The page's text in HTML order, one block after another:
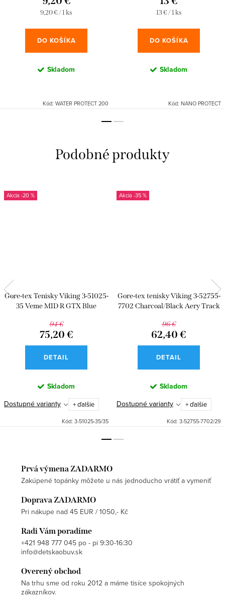
Jednotková
9,20 € / 1 ks
DO KOŠÍKA
Skladom
Kód: WATER PROTECT 200
Jednotková
13 € / 1 ks
DO KOŠÍKA
Skladom
Kód: NANO PROTECT
-20 %
Gore-tex Tenisky Viking 3-51025-
35 Veme MID R GTX Blue
94 €
75,20 €
DETAIL
Skladom
Dostupné varianty + ďalšie
Kód: 3-51025-35/35
-35 %
Gore-tex tenisky Viking 3-52755-
7702 Charcoal/Black Aery Track
96 €
62,40 €
DETAIL
Skladom
Dostupné varianty + ďalšie
Kód: 3-52755-7702/29
Prvá výmena ZADARMO
Zakúpené topánky môžete u nás jednoducho vrátiť a vymeniť
Doprava ZADARMO
Pri nákupe nad 45 EUR / 1050,- Kč
Radi Vám poradíme
+421 948 777 045 po - pi 9:30-16:30
info@detskaobuv.sk
Overený obchod
Na trhu sme od roku 2012 a máme tisíce spokojných
zákazníkov.